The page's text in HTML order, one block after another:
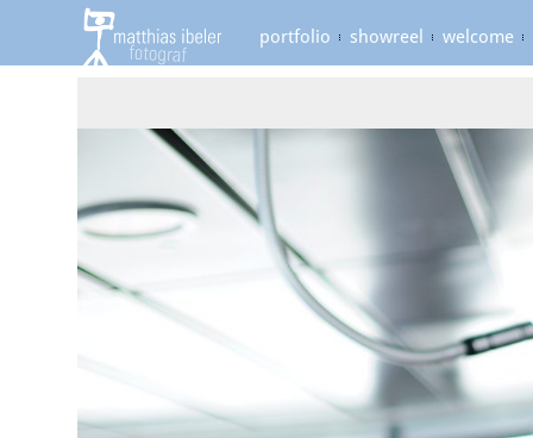
portfolio showreel welcome